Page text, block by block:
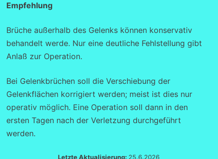
Empfehlung
Brüche außerhalb des Gelenks können konservativ
behandelt werde. Nur eine deutliche Fehlstellung gibt
Anlaß zur Operation.
Bei Gelenkbrüchen soll die Verschiebung der
Gelenkflächen korrigiert werden; meist ist dies nur
operativ möglich. Eine Operation soll dann in den
ersten Tagen nach der Verletzung durchgeführt
werden.
Letzte Aktualisierung: 25.6.2026